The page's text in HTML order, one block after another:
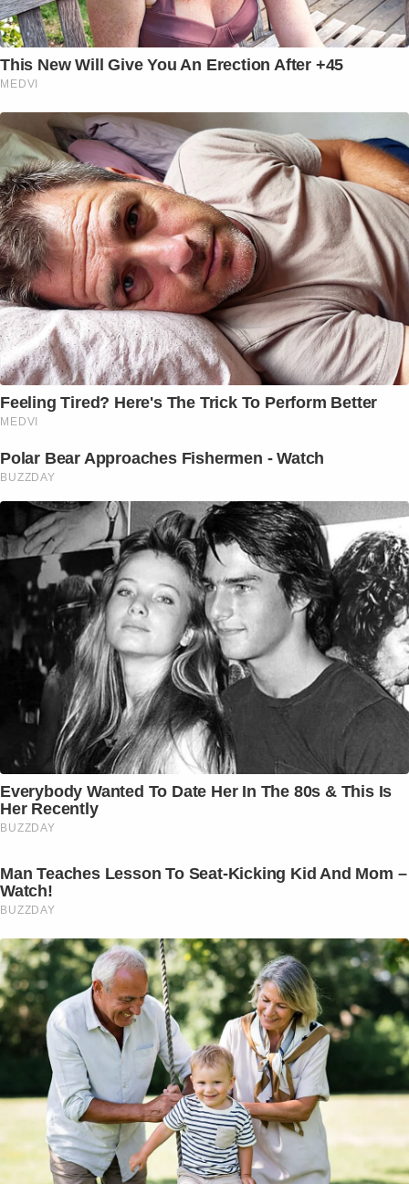
This New Will Give You An Erection After +45
MEDVI
Feeling Tired? Here's The Trick To Perform Better
MEDVI
Polar Bear Approaches Fishermen - Watch
BUZZDAY
Everybody Wanted To Date Her In The 80s & This Is
Her Recently
BUZZDAY
Man Teaches Lesson To Seat-Kicking Kid And Mom –
Watch!
BUZZDAY